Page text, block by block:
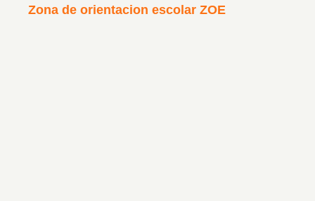
Zona de orientacion escolar ZOE